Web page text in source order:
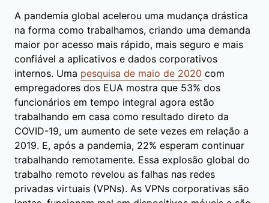
A pandemia global acelerou uma mudança drástica
na forma como trabalhamos, criando uma demanda
maior por acesso mais rápido, mais seguro e mais
confiável a aplicativos e dados corporativos
internos. Uma pesquisa de maio de 2020 com
empregadores dos EUA mostra que 53% dos
funcionários em tempo integral agora estão
trabalhando em casa como resultado direto da
COVID-19, um aumento de sete vezes em relação a
2019. E, após a pandemia, 22% esperam continuar
trabalhando remotamente. Essa explosão global do
trabalho remoto revelou as falhas nas redes
privadas virtuais (VPNs). As VPNs corporativas são